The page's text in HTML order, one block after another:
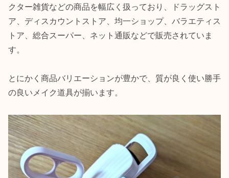
クター雑貨などの商品を幅広く扱っており、ドラッグスト
ア、ディスカウントストア、均一ショップ、バラエティス
トア、総合スーパー、ネット通販などで販売されていま
す。
とにかく商品バリエーションが豊かで、質が良く使い勝手
の良いメイク道具が揃います。